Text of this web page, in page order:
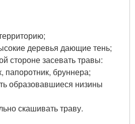
деревья дающие тень;
стороне засевать травы:
папоротник, бруннера;
образовавшиеся низины
скашивать траву.